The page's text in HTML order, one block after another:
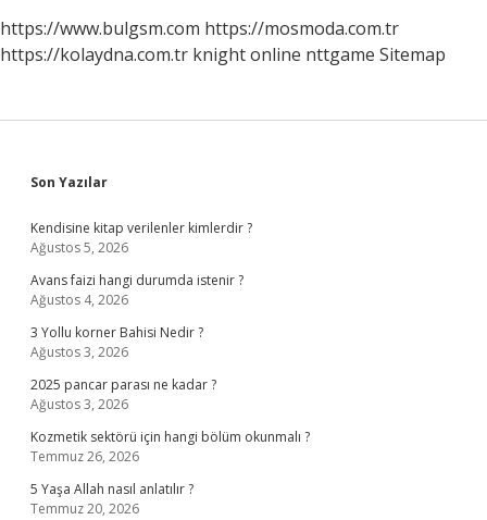
https://www.bulgsm.com https://mosmoda.com.tr
https://kolaydna.com.tr knight online nttgame Sitemap
Sidebar
Son Yazılar
Kendisine kitap verilenler kimlerdir ?
Ağustos 5, 2026
Avans faizi hangi durumda istenir ?
Ağustos 4, 2026
3 Yollu korner Bahisi Nedir ?
Ağustos 3, 2026
2025 pancar parası ne kadar ?
Ağustos 3, 2026
Kozmetik sektörü için hangi bölüm okunmalı ?
Temmuz 26, 2026
5 Yaşa Allah nasıl anlatılır ?
Temmuz 20, 2026